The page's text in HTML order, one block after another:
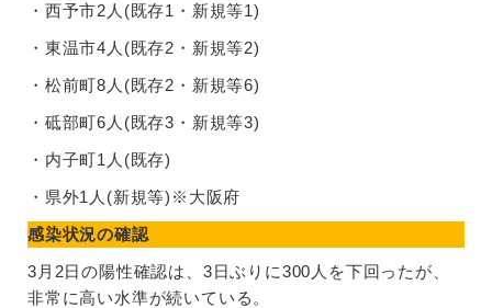
・西予市2人(既存1・新規等1)
・東温市4人(既存2・新規等2)
・松前町8人(既存2・新規等6)
・砥部町6人(既存3・新規等3)
・内子町1人(既存)
・県外1人(新規等)※大阪府
感染状況の確認
3月2日の陽性確認は、3日ぶりに300人を下回ったが、
非常に高い水準が続いている。